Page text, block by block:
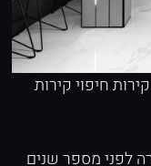
חיפוי קירות
לפני מספר שנים